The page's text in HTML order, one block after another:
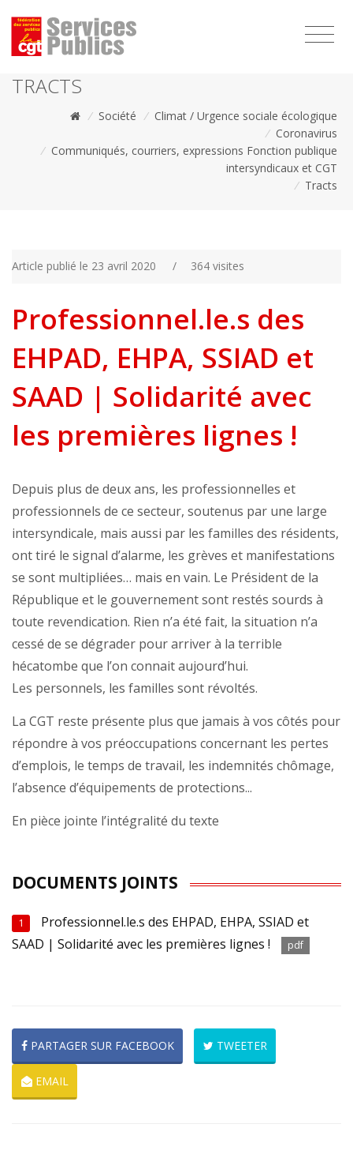
TRACTS
/ Société / Climat / Urgence sociale écologique
/ Coronavirus
/ Communiqués, courriers, expressions Fonction publique
intersyndicaux et CGT
/ Tracts
Article publié le 23 avril 2020 / 364 visites
Professionnel.le.s des
EHPAD, EHPA, SSIAD et
SAAD | Solidarité avec
les premières lignes !
Depuis plus de deux ans, les professionnelles et
professionnels de ce secteur, soutenus par une large
intersyndicale, mais aussi par les familles des résidents,
ont tiré le signal d’alarme, les grèves et manifestations
se sont multipliées… mais en vain. Le Président de la
République et le gouvernement sont restés sourds à
toute revendication. Rien n’a été fait, la situation n’a
cessé de se dégrader pour arriver à la terrible
hécatombe que l’on connait aujourd’hui.
Les personnels, les familles sont révoltés.
La CGT reste présente plus que jamais à vos côtés pour
répondre à vos préoccupations concernant les pertes
d’emplois, le temps de travail, les indemnités chômage,
l’absence d’équipements de protections...
En pièce jointe l’intégralité du texte
DOCUMENTS JOINTS
1
Professionnel.le.s des EHPAD, EHPA, SSIAD et
SAAD | Solidarité avec les premières lignes !
pdf
PARTAGER SUR FACEBOOK TWEETER
EMAIL